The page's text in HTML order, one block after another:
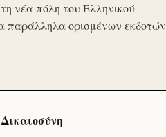
νέα πόλη του Ελληνικού
παράλληλα ορισμένων εκδοτών